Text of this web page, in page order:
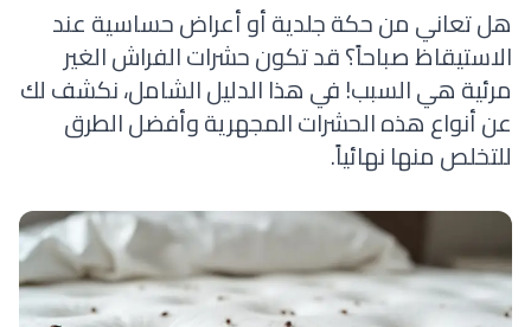
هل تعاني من حكة جلدية أو أعراض حساسية عند
الاستيقاظ صباحاً؟ قد تكون حشرات الفراش الغير
مرئية هي السبب! في هذا الدليل الشامل، نكشف لك
عن أنواع هذه الحشرات المجهرية وأفضل الطرق
للتخلص منها نهائياً.